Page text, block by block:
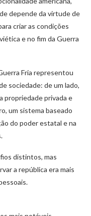
depende da virtude de
criar as condições
e no fim da Guerra
Fria representou
sociedade: de um lado,
propriedade privada e
um sistema baseado
do poder estatal e na
distintos, mas
a república era mais